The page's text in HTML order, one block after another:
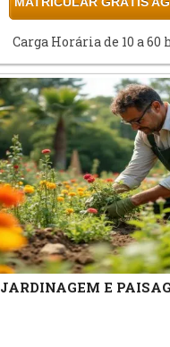
Carga Horária de 10 a 60
JARDINAGEM E